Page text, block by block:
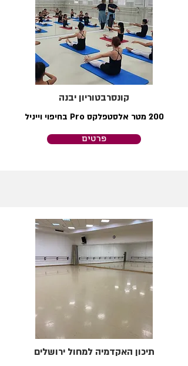
קונסרבטוריון יבנה
200 מטר אלסטפלקס Pro בחיפוי וייניל
פרטים
תיכון האקדמיה למחול ירושלים